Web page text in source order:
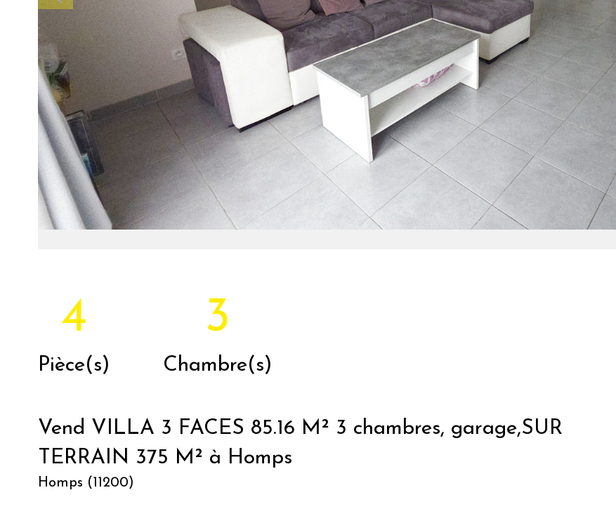
4
Pièce(s)
3
Chambre(s)
Vend VILLA 3 FACES 85.16 M² 3 chambres, garage,SUR
TERRAIN 375 M² à Homps
Homps (11200)